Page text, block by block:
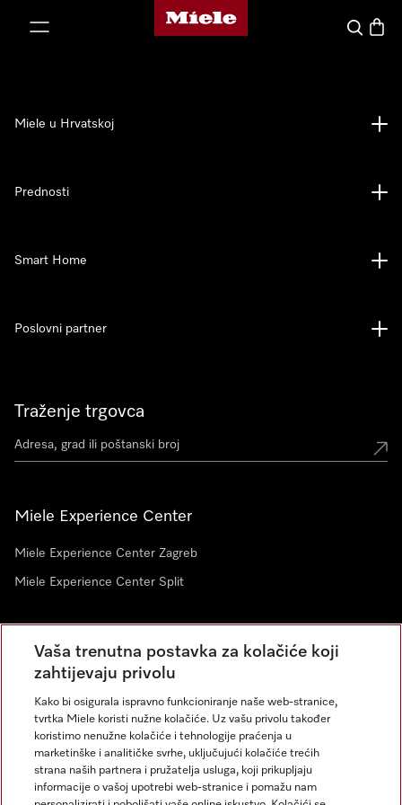
Miele početna stranica
Pretraga
Traženje trgovca
Miele Experience Center
Miele Experience Center Zagreb
Miele Experience Center Split
Newsletter
Miele u Hrvatskoj
Prednosti
Smart Home
Poslovni partner
Vaša trenutna postavka za kolačiće koji
zahtijevaju privolu
Kako bi osigurala ispravno funkcioniranje naše web-stranice,
tvrtka Miele koristi nužne kolačiće. Uz vašu privolu također
koristimo nenužne kolačiće i tehnologije praćenja u
marketinške i analitičke svrhe, uključujući kolačiće trećih
strana naših partnera i pružatelja usluga, koji prikupljaju
informacije o vašoj upotrebi web-stranice i pomažu nam